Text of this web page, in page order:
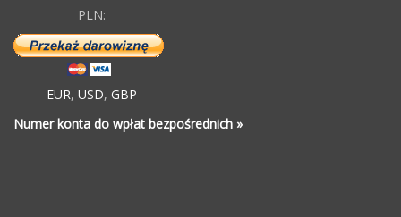
PLN:
EUR, USD, GBP
Numer konta do wpłat bezpośrednich »